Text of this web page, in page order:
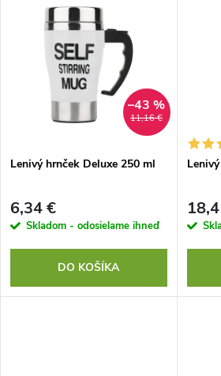
o
v
o
v
11,16 €
–43 %
Lenivý hrnček Deluxe 250 ml
6,34 €
Skladom - odosielame ihneď
DO KOŠÍKA